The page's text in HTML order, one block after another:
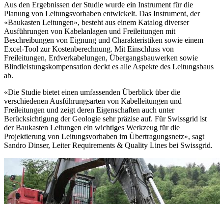
Aus den Ergebnissen der Studie wurde ein Instrument für die
Planung von Leitungsvorhaben entwickelt. Das Instrument, der
«Baukasten Leitungen», besteht aus einem Katalog diverser
Ausführungen von Kabelanlagen und Freileitungen mit
Beschreibungen von Eignung und Charakteristiken sowie einem
Excel-Tool zur Kostenberechnung. Mit Einschluss von
Freileitungen, Erdverkabelungen, Übergangsbauwerken sowie
Blindleistungskompensation deckt es alle Aspekte des Leitungsbaus
ab.
«Die Studie bietet einen umfassenden Überblick über die
verschiedenen Ausführungsarten von Kabelleitungen und
Freileitungen und zeigt deren Eigenschaften auch unter
Berücksichtigung der Geologie sehr präzise auf. Für Swissgrid ist
der Baukasten Leitungen ein wichtiges Werkzeug für die
Projektierung von Leitungsvorhaben im Übertragungsnetz», sagt
Sandro Dinser, Leiter Requirements & Quality Lines bei Swissgrid.